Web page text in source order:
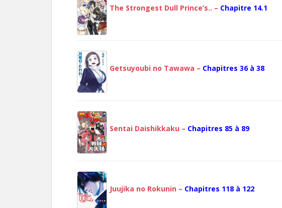
The Strongest Dull Prince’s.. – Chapitre 14.1
Getsuyoubi no Tawawa – Chapitres 36 à 38
Sentai Daishikkaku – Chapitres 85 à 89
Juujika no Rokunin – Chapitres 118 à 122